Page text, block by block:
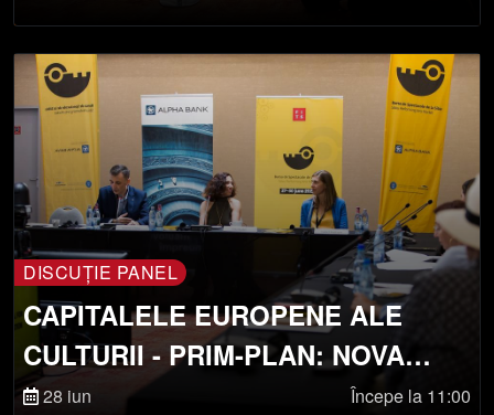
DISCUȚIE PANEL
CAPITALELE EUROPENE ALE
CULTURII - PRIM-PLAN: NOVA
GORICA 2025
28 iun Începe la 11:00